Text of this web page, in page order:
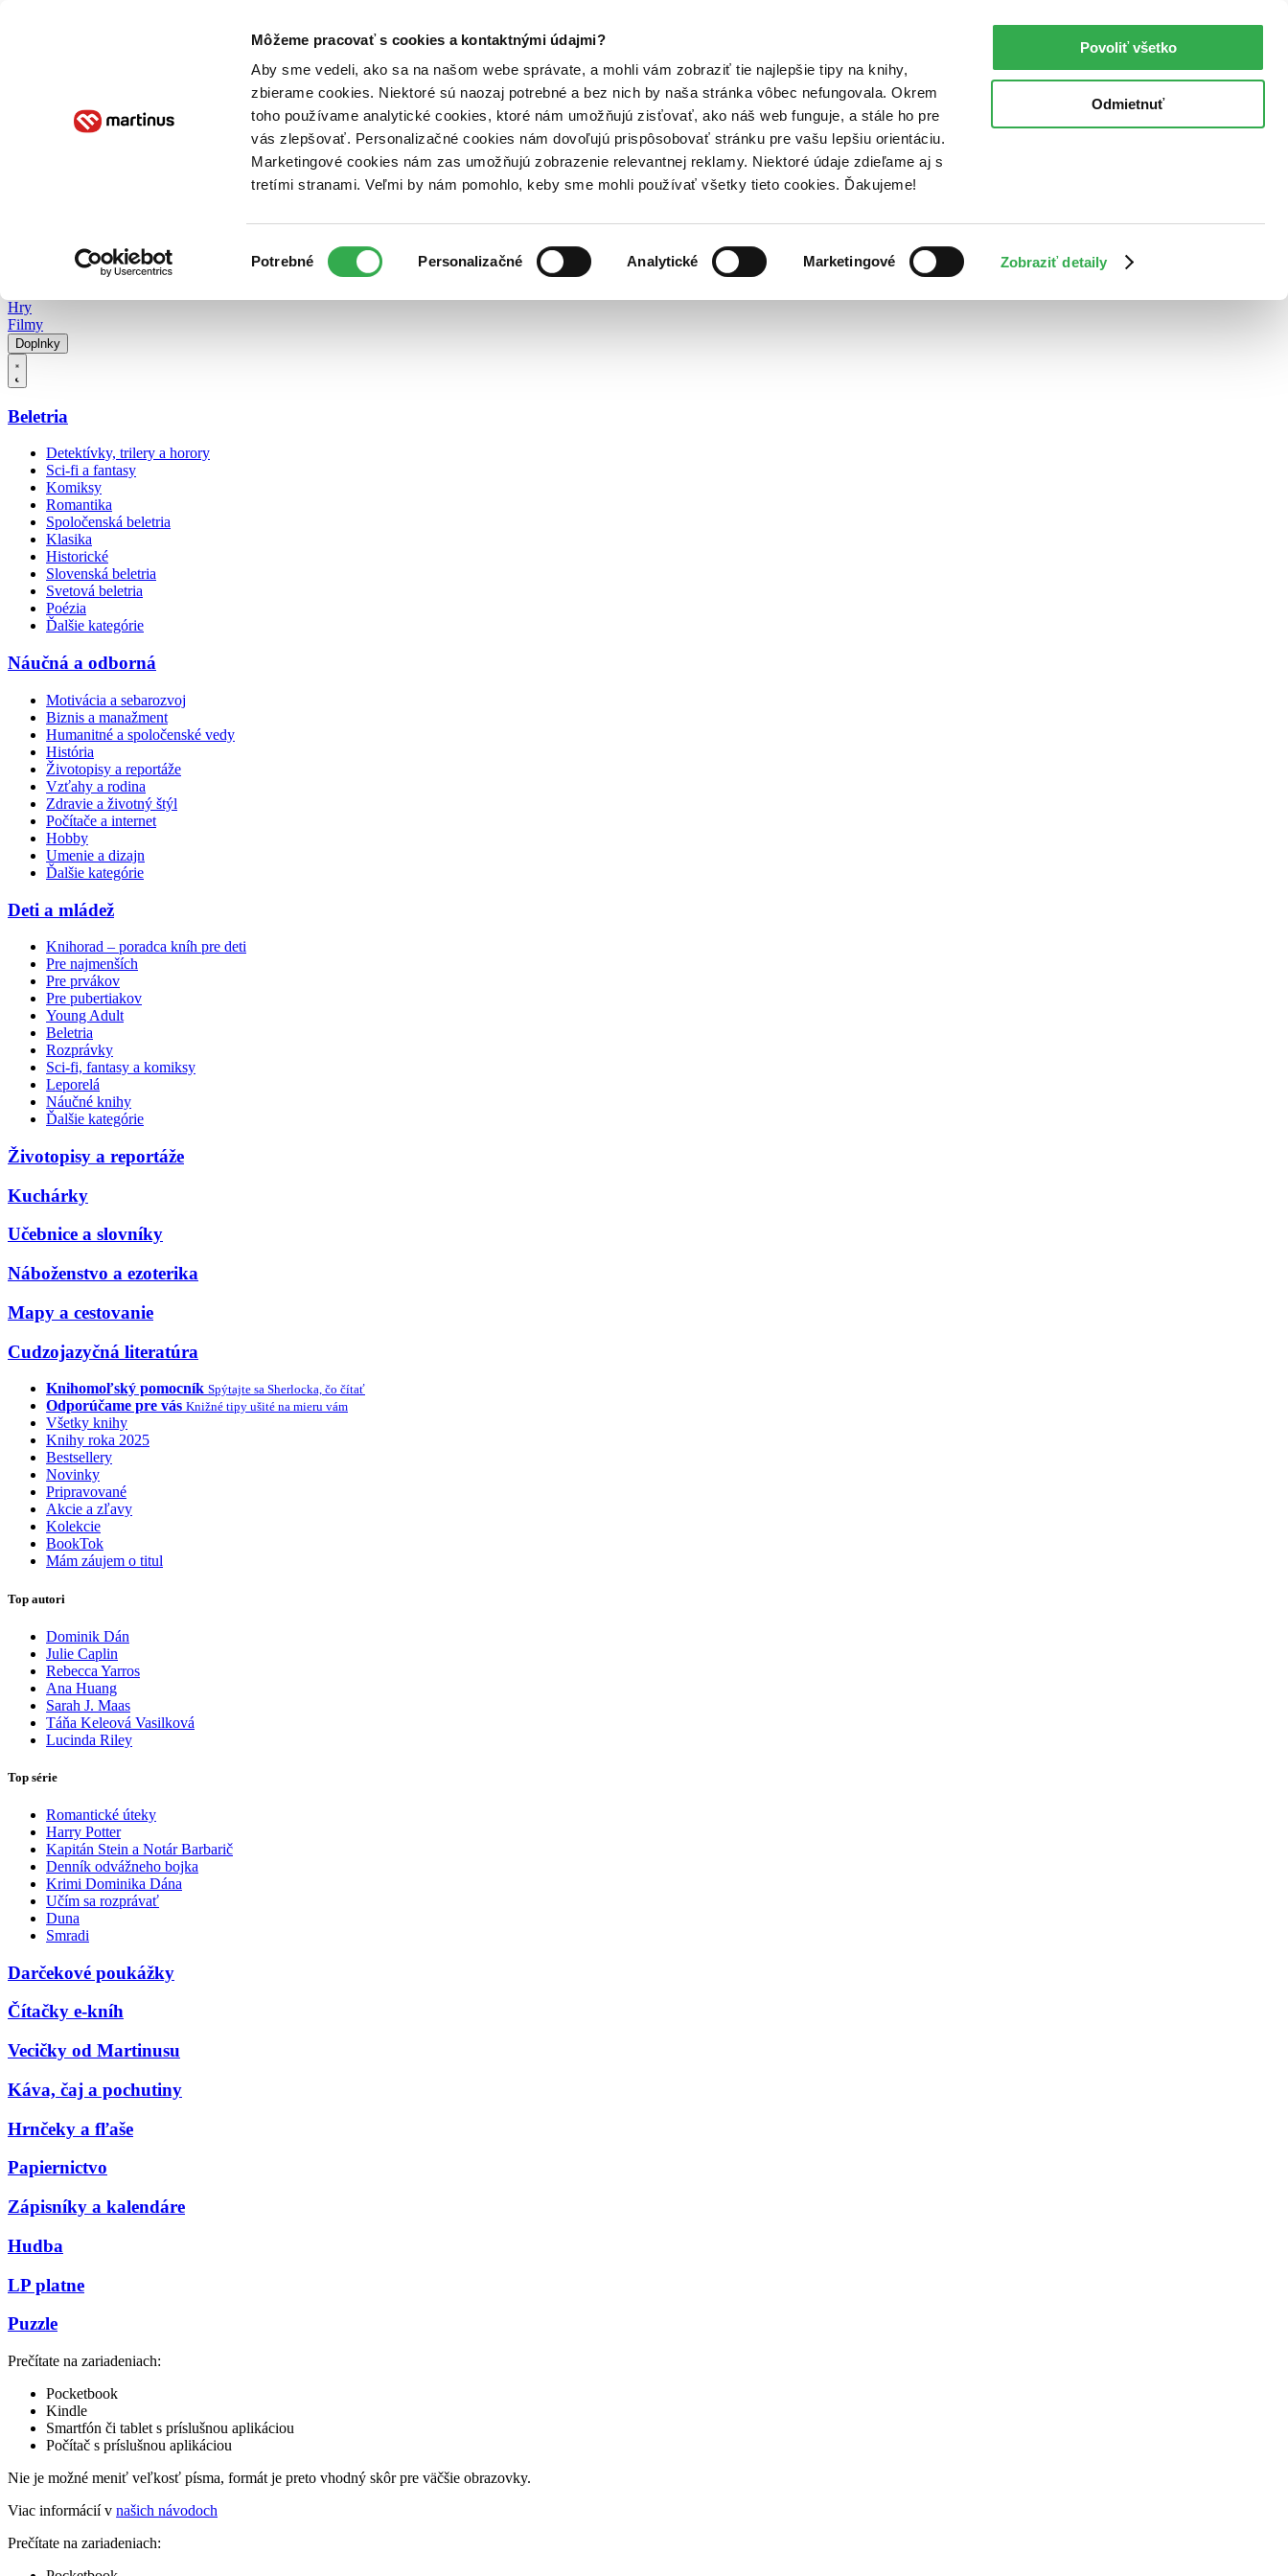
Môžeme pracovať s cookies a kontaktnými údajmi?
Aby sme vedeli, ako sa na našom webe správate, a mohli vám zobraziť tie najlepšie tipy na knihy,
zbierame cookies. Niektoré sú naozaj potrebné a bez nich by naša stránka vôbec nefungovala. Okrem
toho používame analytické cookies, ktoré nám umožňujú zisťovať, ako náš web funguje, a stále ho pre
vás zlepšovať. Personalizačné cookies nám dovoľujú prispôsobovať stránku pre vašu lepšiu orientáciu.
Marketingové cookies nám zas umožňujú zobrazenie relevantnej reklamy. Niektoré údaje zdieľame aj s
tretími stranami. Veľmi by nám pomohlo, keby sme mohli používať všetky tieto cookies. Ďakujeme!
súhlasu
Potrebné Personalizačné Analytické Marketingové Zobraziť detaily
Povoliť všetko
Odmietnuť
Poukážky Kontakt
Hry
Filmy
Doplnky
Beletria
Detektívky, trilery a horory
Sci-fi a fantasy
Komiksy
Romantika
Spoločenská beletria
Klasika
Historické
Slovenská beletria
Svetová beletria
Poézia
Ďalšie kategórie
Náučná a odborná
Motivácia a sebarozvoj
Biznis a manažment
Humanitné a spoločenské vedy
História
Životopisy a reportáže
Vzťahy a rodina
Zdravie a životný štýl
Počítače a internet
Hobby
Umenie a dizajn
Ďalšie kategórie
Deti a mládež
Knihorad – poradca kníh pre deti
Pre najmenších
Pre prvákov
Pre pubertiakov
Young Adult
Beletria
Rozprávky
Sci-fi, fantasy a komiksy
Leporelá
Náučné knihy
Ďalšie kategórie
Životopisy a reportáže
Kuchárky
Učebnice a slovníky
Náboženstvo a ezoterika
Mapy a cestovanie
Cudzojazyčná literatúra
Knihomoľský pomocník Spýtajte sa Sherlocka, čo čítať
Odporúčame pre vás Knižné tipy ušité na mieru vám
Všetky knihy
Knihy roka 2025
Bestsellery
Novinky
Pripravované
Akcie a zľavy
Kolekcie
BookTok
Mám záujem o titul
Top autori
Dominik Dán
Julie Caplin
Rebecca Yarros
Ana Huang
Sarah J. Maas
Táňa Keleová Vasilková
Lucinda Riley
Top série
Romantické úteky
Harry Potter
Kapitán Stein a Notár Barbarič
Denník odvážneho bojka
Krimi Dominika Dána
Učím sa rozprávať
Duna
Smradi
Darčekové poukážky
Čítačky e-kníh
Vecičky od Martinusu
Káva, čaj a pochutiny
Hrnčeky a fľaše
Papiernictvo
Zápisníky a kalendáre
Hudba
LP platne
Puzzle
Prečítate na zariadeniach:
Pocketbook
Kindle
Smartfón či tablet s príslušnou aplikáciou
Počítač s príslušnou aplikáciou
Nie je možné meniť veľkosť písma, formát je preto vhodný skôr pre väčšie obrazovky.
Viac informácií v našich návodoch
Prečítate na zariadeniach: